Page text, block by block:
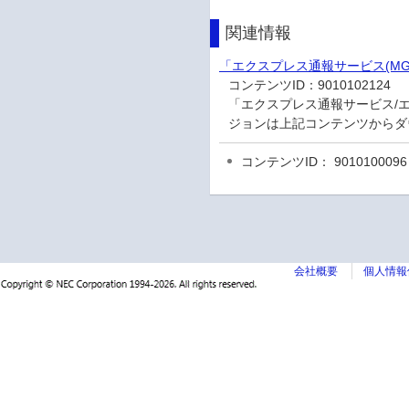
関連情報
「エクスプレス通報サービス
コンテンツID：9010102124
「エクスプレス通報サービス
ジョンは上記コンテンツから
コンテンツID： 9010100096
会社概要 個人情